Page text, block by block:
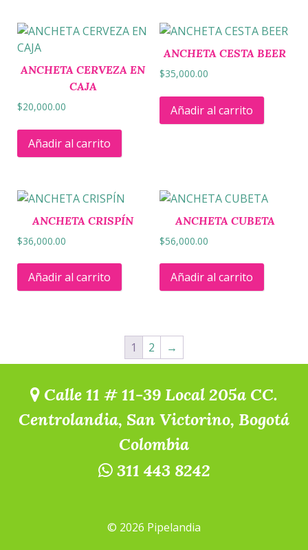
ANCHETA CERVEZA EN
CAJA
$20,000.00
Añadir al carrito
ANCHETA CESTA BEER
$35,000.00
Añadir al carrito
ANCHETA CRISPÍN
$36,000.00
Añadir al carrito
ANCHETA CUBETA
$56,000.00
Añadir al carrito
1 2 →
Calle 11 # 11-39 Local 205a CC.
Centrolandia, San Victorino, Bogotá
Colombia
311 443 8242
© 2026 Pipelandia